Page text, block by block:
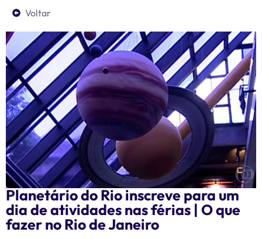
Voltar
Planetário do Rio inscreve para um
dia de atividades nas férias | O que
fazer no Rio de Janeiro